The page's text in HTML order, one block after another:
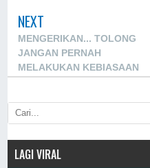
NEXT
MENGERIKAN... TOLONG
JANGAN PERNAH
MELAKUKAN KEBIASAAN
RAMBUT DALAM PERUTNYA
KARENA IA SERING....?
LAGI VIRAL